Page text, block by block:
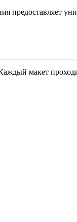
предоставляет
макет